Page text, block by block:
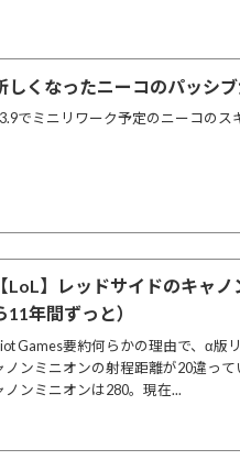
しくなったニーコのパッシ
でミニリワーク予定のニーコのス
【LoL】レッドサイドのキャ
11年間ずっと）
Games要約何らかの理由で、α版
ノンミニオンの射程距離が20違っ
ノンミニオンは280。現在...